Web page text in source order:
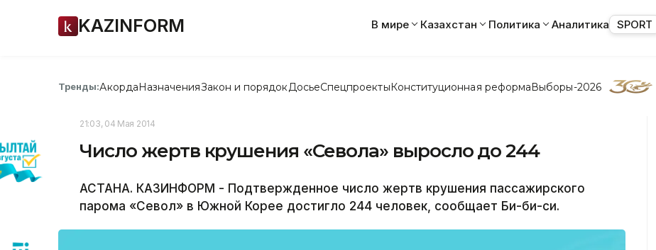
KAZINFORM В мире Казахстан Политика Аналитика SPORT
Тренды:АкордаНазначенияЗакон и порядок ДосьеСпецпроектыКонституционная реформаВыборы-2026
21:03, 04 Мая 2014
Число жертв крушения «Севола» выросло до 244
АСТАНА. КАЗИНФОРМ - Подтвержденное число жертв крушения пассажирского
парома «Севол» в Южной Корее достигло 244 человек, сообщает Би-би-си.